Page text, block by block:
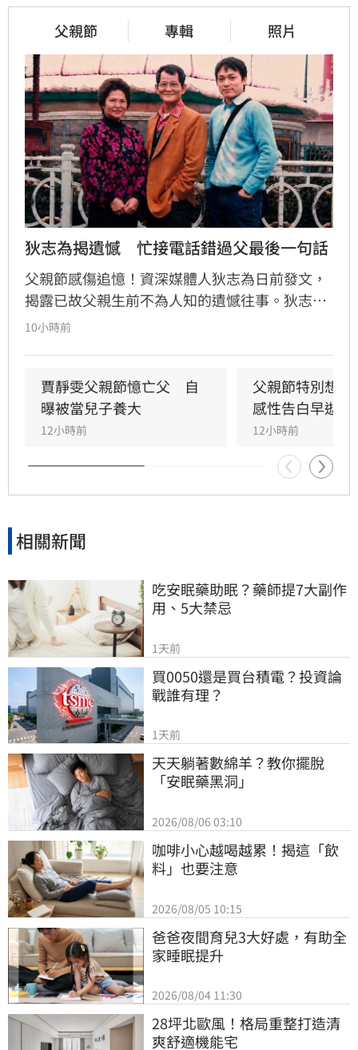
父親節 專輯 照片
狄志為揭遺憾　忙接電話錯過父最後一句話
父親節感傷追憶！資深媒體人狄志為日前發文，
揭露已故父親生前不為人知的遺憾往事。狄志為
透露，父親一生以海為家，兩人相處時間極少，
在門外落淚。最讓狄志為心碎的是，當年陪病重
父親曬太陽時，自己因忙於接工作電話而忽視了
父親，沒想到那竟是父子最後的相處，父親回房
後便陷入永眠。這段錯過的對話成為他20年來心
中最深的遺憾，他以此感嘆，有些電話晚點接沒
關係，但錯過的親情與話語，可能再也無法挽
10小時前
賈靜雯父親節憶亡父　自
曝被當兒子養大
12小時前
父親節特別想
感性告白早逝父
12小時前
相關新聞
吃安眠藥助眠？藥師提7大副作
用、5大禁忌
1天前
買0050還是買台積電？投資論
戰誰有理？
1天前
天天躺著數綿羊？教你擺脫
「安眠藥黑洞」
2026/08/06 03:10
咖啡小心越喝越累！揭這「飲
料」也要注意
2026/08/05 10:15
爸爸夜間育兒3大好處，有助全
家睡眠提升
2026/08/04 11:30
28坪北歐風！格局重整打造清
爽舒適機能宅